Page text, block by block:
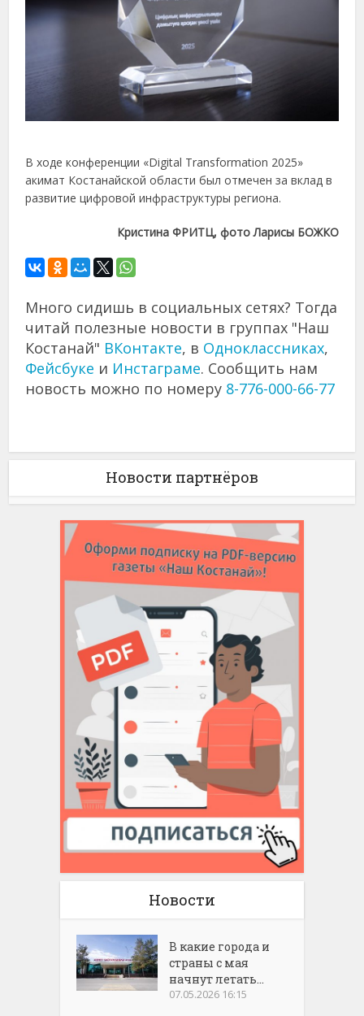
В ходе конференции «Digital Transformation 2025»
акимат Костанайской области был отмечен за вклад в
развитие цифровой инфраструктуры региона.
Кристина ФРИТЦ, фото Ларисы БОЖКО
Много сидишь в социальных сетях? Тогда
читай полезные новости в группах "Наш
Костанай" ВКонтакте, в Одноклассниках,
Фейсбуке и Инстаграме. Сообщить нам
новость можно по номеру 8-776-000-66-77
Новости партнёров
Новости
В какие города и
страны с мая
начнут летать...
07.05.2026 16:15